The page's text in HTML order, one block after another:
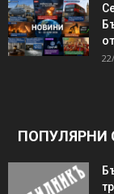
ПОПУЛЯРНИ